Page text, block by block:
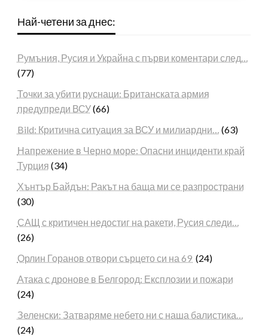
Най-четени за днес:
Румъния, Русия и Украйна с първи коментари след…
(77)
Точки за убити руснаци: Британската армия
предупреди ВСУ(66)
Bild: Критична ситуация за ВСУ и милиардни… (63)
Напрежение в Черно море: Опасни инциденти край
Турция (34)
Хънтър Байдън: Ракът на баща ми се разпространи
(30)
САЩ с критичен недостиг на ракети, Русия следи…
(26)
Орлин Горанов отвори сърцето си на 69 (24)
Атака с дронове в Белгород: Експлозии и пожари
(24)
Зеленски: Затваряме небето ни с наша балистика…
(24)